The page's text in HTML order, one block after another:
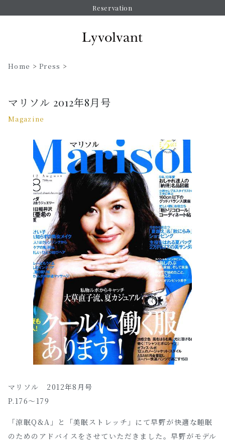
Reservation
Home >Press >
マリソル 2012年8月号
Magazine
マリソル 2012年8月号
P.176～179
「涼眠Q&A」と「美眠ストレッチ」にて早野が快適な睡眠
のためのアドバイスをさせていただきました。早野がモデル